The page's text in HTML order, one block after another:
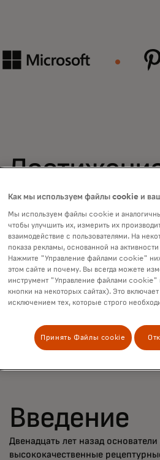
нового
для
клиентами
продаж
Введение
Двенадцать лет назад основатели
высококачественные
Как мы используем файлы cookie и
Мы используем файлы cookie и
чтобы улучшить их, измерить их
взаимодействие с пользователями. На
показа рекламы, основанной на
Нажмите "Управление файлами cookie"
этом сайте и почему. Вы всегда можете
инструмент "Управление файлами cookie"
кнопки на некоторых сайтах). Это
исключением тех, которые строго
Принять Файлы cookie